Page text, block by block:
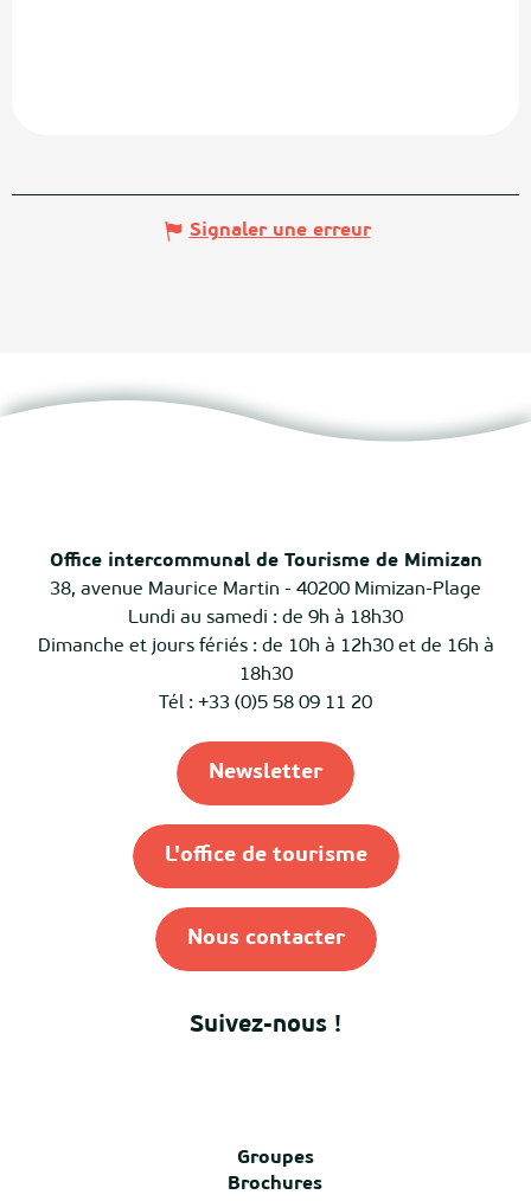
Signaler une erreur
Office intercommunal de Tourisme de Mimizan
38, avenue Maurice Martin - 40200 Mimizan-Plage
Lundi au samedi : de 9h à 18h30
Dimanche et jours fériés : de 10h à 12h30 et de 16h à
18h30
Tél : +33 (0)5 58 09 11 20
Newsletter
L'office de tourisme
Nous contacter
Suivez-nous !
Groupes
Brochures